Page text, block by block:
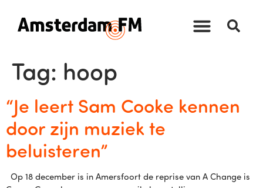
Tag: hoop
“Je leert Sam Cooke kennen
door zijn muziek te
beluisteren”
Op 18 december is in Amersfoort de reprise van A Change is